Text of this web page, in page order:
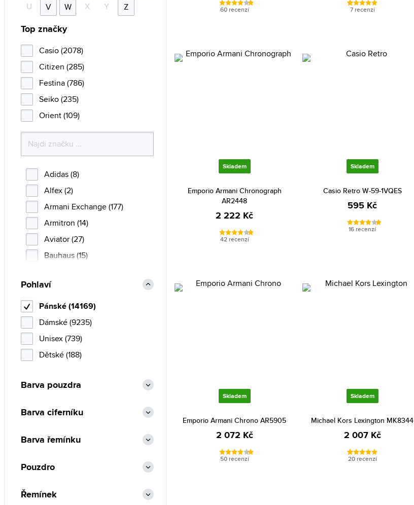
60 recenzí 7 recenzí
Skladem
Emporio Armani Chronograph
AR2448
2 222 Kč
42 recenzí
Skladem
Casio Retro W-59-1VQES
595 Kč
16 recenzí
Skladem
Emporio Armani Chrono AR5905
2 072 Kč
50 recenzí
Skladem
Michael Kors Lexington MK8344
2 007 Kč
20 recenzí
U
V W X Y Z
Top značky
Casio (2078)
Citizen (285)
Festina (786)
Seiko (235)
Orient (109)
Adidas (8)
Alfex (2)
Armani Exchange (177)
Armitron (14)
Aviator (27)
Bauhaus (15)
Boccia Titanium (150)
Breil (1)
Bulova (64)
Burberry (2)
Calvin Klein (86)
Casio (2078)
Christian Lacroix (21)
Citizen (285)
Daniel Klein (338)
Diesel (285)
Pohlaví
Pánské (14169)
Dámské (9235)
Unisex (739)
Dětské (188)
Barva pouzdra
Barva ciferníku
Barva řemínku
Pouzdro
Řemínek